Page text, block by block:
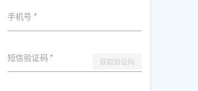
手机号 *
短信验证码 * 获取验证码